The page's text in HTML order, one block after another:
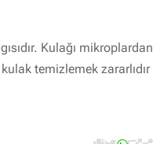
Kulağı mikroplardan
temizlemek zararlıdır